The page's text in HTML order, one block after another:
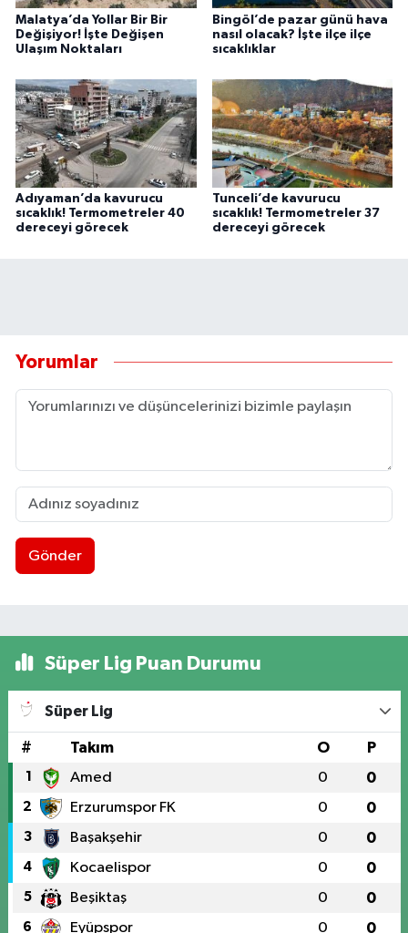
Malatya’da Yollar Bir Bir
Değişiyor! İşte Değişen
Ulaşım Noktaları
Bingöl’de pazar günü hava
nasıl olacak? İşte ilçe ilçe
sıcaklıklar
Adıyaman’da kavurucu
sıcaklık! Termometreler 40
dereceyi görecek
Tunceli’de kavurucu
sıcaklık! Termometreler 37
dereceyi görecek
Yorumlar
Gönder
Süper Lig Puan Durumu
Süper Lig
# Takım O P
1 Amed 0 0
2 Erzurumspor FK 0 0
3 Başakşehir 0 0
4 Kocaelispor 0 0
5 Beşiktaş 0 0
6 Eyüpspor 0 0